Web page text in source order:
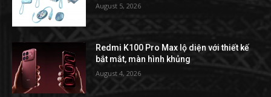
August 5, 2026
Redmi K100 Pro Max lộ diện với thiết kế
bắt mắt, màn hình khủng
August 4, 2026